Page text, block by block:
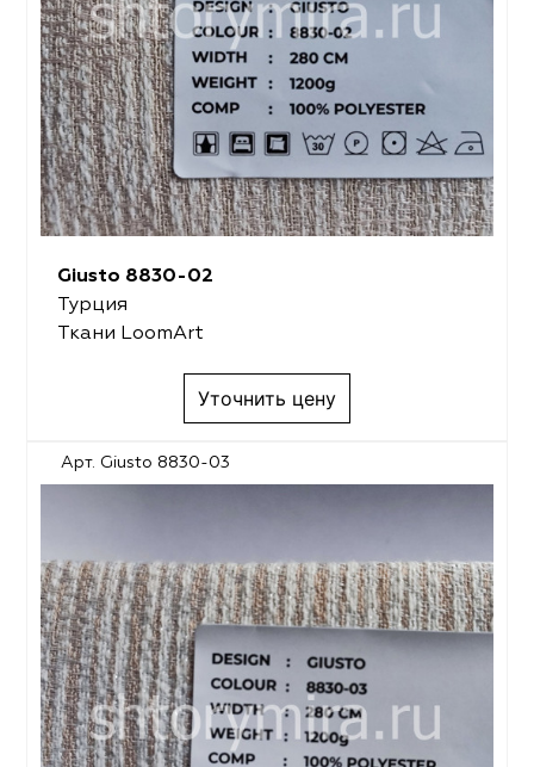
Giusto 8830-02
Турция
Ткани LoomArt
Уточнить цену
Арт. Giusto 8830-03